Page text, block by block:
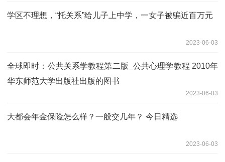
学区不理想，“托关系”给儿子上中学，一女子被骗近百万元
2023-06-03
全球即时：公共关系学教程第二版_公共心理学教程 2010年
华东师范大学出版社出版的图书
2023-06-03
大都会年金保险怎么样？一般交几年？ 今日精选
2023-06-03